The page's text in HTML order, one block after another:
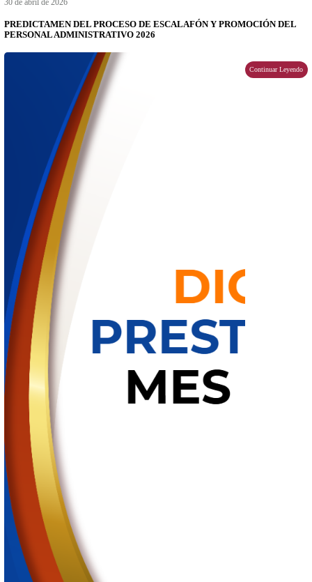
18 de mayo de 2026
DICTAMEN FINAL DE LA CONVOCATORIA DE
INVESTIGACIÓN 2025-2026